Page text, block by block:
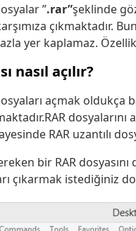
”.rar”şeklinde
çıkmaktadır.
yer kaplamaz.
nasıl açılır?
açmak
RAR uzantılı
bir RAR dosyasını
çıkarmak istediğiniz